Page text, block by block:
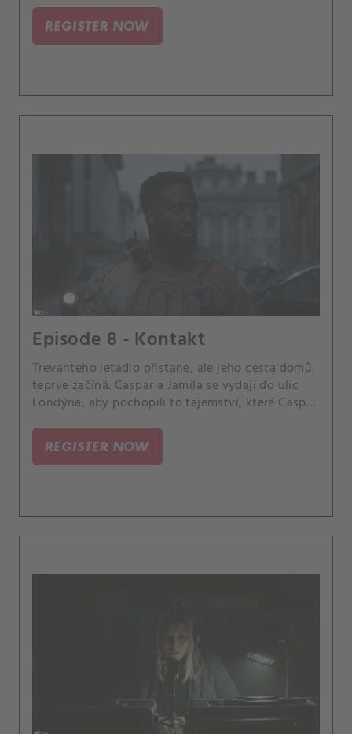
REGISTER NOW
Episode 8 - Kontakt
Trevanteho letadlo přistane, ale jeho cesta domů
teprve začíná. Caspar a Jamila se vydají do ulic
Londýna, aby pochopili to tajemství, které Caspar
REGISTER NOW